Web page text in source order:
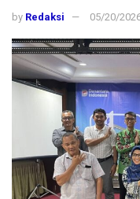
by Redaksi 05/20/